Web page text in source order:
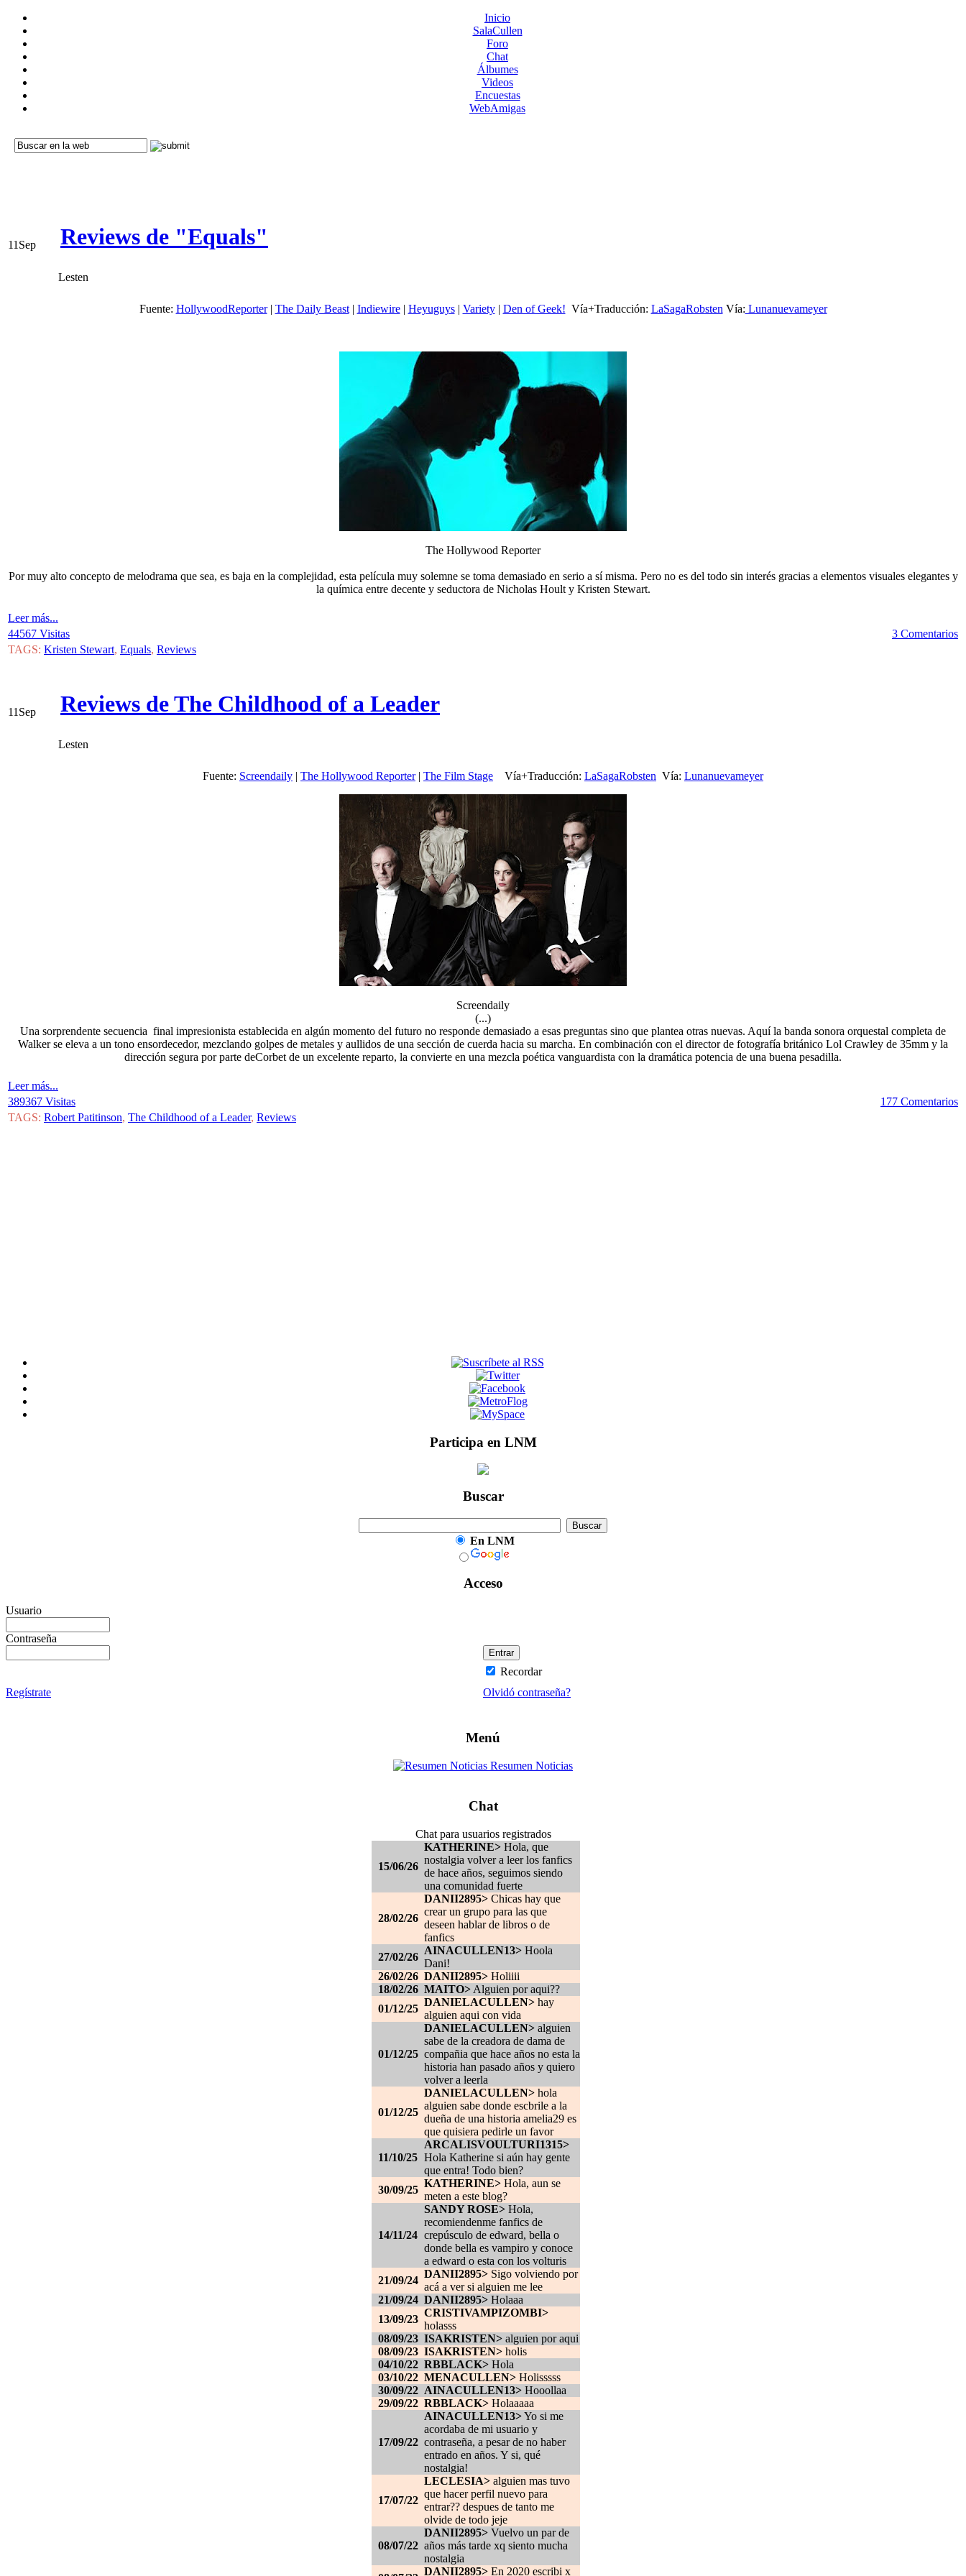
Inicio
SalaCullen
Foro
Chat
Álbumes
Videos
Encuestas
WebAmigas
11 Sep Reviews de "Equals"
Lesten
Fuente: HollywoodReporter| The Daily Beast| Indiewire| Heyuguys| Variety| Den of Geek! Vía+Traducción: LaSagaRobsten Vía: Lunanuevameyer
The Hollywood Reporter
Por muy alto concepto de melodrama que sea, es baja en la complejidad, esta película muy solemne se toma demasiado en serio a sí misma. Pero no es del todo sin interés gracias a elementos visuales elegantes y
la química entre decente y seductora de Nicholas Hoult y Kristen Stewart.
Leer más...
44567 Visitas
3 Comentarios
TAGS: Kristen Stewart, Equals, Reviews
11 Sep Reviews de The Childhood of a Leader
Lesten
Fuente: Screendaily | The Hollywood Reporter| The Film Stage Vía+Traducción: LaSagaRobsten Vía: Lunanuevameyer
Screendaily
(...)
Una sorprendente secuencia final impresionista establecida en algún momento del futuro no responde demasiado a esas preguntas sino que plantea otras nuevas. Aquí la banda sonora orquestal completa de
Walker se eleva a un tono ensordecedor, mezclando golpes de metales y aullidos de una sección de cuerda hacia su marcha. En combinación con el director de fotografía británico Lol Crawley de 35mm y la
dirección segura por parte deCorbet de un excelente reparto, la convierte en una mezcla poética vanguardista con la dramática potencia de una buena pesadilla.
Leer más...
389367 Visitas
177 Comentarios
TAGS: Robert Patitinson, The Childhood of a Leader, Reviews
Participa en LNM
Buscar
En LNM
Acceso
Usuario
Contraseña
Recordar
Regístrate
Olvidó contraseña?
Menú
Resumen Noticias
Chat
Chat para usuarios registrados
15/06/26
KATHERINE> Hola, que
nostalgia volver a leer los fanfics
de hace años, seguimos siendo
una comunidad fuerte
28/02/26
DANII2895> Chicas hay que
crear un grupo para las que
deseen hablar de libros o de
fanfics
27/02/26
AINACULLEN13> Hoola
Dani!
26/02/26 DANII2895> Holiiii
18/02/26 MAITO> Alguien por aqui??
01/12/25
DANIELACULLEN> hay
alguien aqui con vida
01/12/25
DANIELACULLEN> alguien
sabe de la creadora de dama de
compañia que hace años no esta la
historia han pasado años y quiero
volver a leerla
01/12/25
DANIELACULLEN> hola
alguien sabe donde escbrile a la
dueña de una historia amelia29 es
que quisiera pedirle un favor
11/10/25
ARCALISVOULTURI1315>
Hola Katherine si aún hay gente
que entra! Todo bien?
30/09/25
KATHERINE> Hola, aun se
meten a este blog?
14/11/24
SANDY ROSE> Hola,
recomiendenme fanfics de
crepúsculo de edward, bella o
donde bella es vampiro y conoce
a edward o esta con los volturis
21/09/24
DANII2895> Sigo volviendo por
acá a ver si alguien me lee
21/09/24 DANII2895> Holaaa
13/09/23
CRISTIVAMPIZOMBI>
holasss
08/09/23 ISAKRISTEN> alguien por aqui
08/09/23 ISAKRISTEN> holis
04/10/22 RBBLACK> Hola
03/10/22 MENACULLEN> Holisssss
30/09/22 AINACULLEN13> Hooollaa
29/09/22 RBBLACK> Holaaaaa
17/09/22
AINACULLEN13>Yo si me
acordaba de mi usuario y
contraseña, a pesar de no haber
entrado en años. Y si, qué
nostalgia!
17/07/22
LECLESIA> alguien mas tuvo
que hacer perfil nuevo para
entrar?? despues de tanto me
olvide de todo jeje
08/07/22
DANII2895> Vuelvo un par de
años más tarde xq siento mucha
nostalgia
DANII2895> En 2020 escribi x